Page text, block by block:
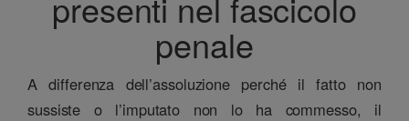
penale
A differenza dell’assoluzione perché il fatto non
sussiste o l’imputato non lo ha commesso, il